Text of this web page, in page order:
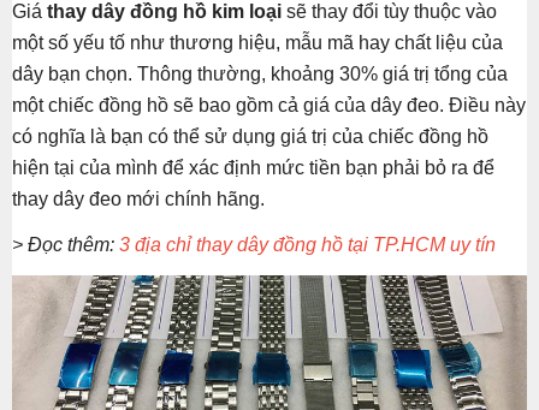
Giá thay dây đồng hồ kim loại sẽ thay đổi tùy thuộc vào
một số yếu tố như thương hiệu, mẫu mã hay chất liệu của
dây bạn chọn. Thông thường, khoảng 30% giá trị tổng của
một chiếc đồng hồ sẽ bao gồm cả giá của dây đeo. Điều này
có nghĩa là bạn có thể sử dụng giá trị của chiếc đồng hồ
hiện tại của mình để xác định mức tiền bạn phải bỏ ra để
thay dây đeo mới chính hãng.
> Đọc thêm: 3 địa chỉ thay dây đồng hồ tại TP.HCM uy tín